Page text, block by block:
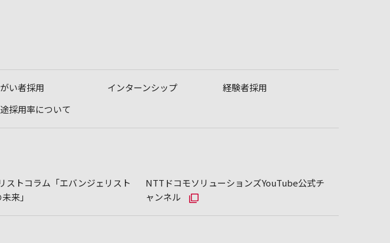
い者採用 インターンシップ
経験者採用
採用率について
ストコラム「エバンジェリスト
来」
NTTドコモソリューションズYouTube公式チ
ャンネル